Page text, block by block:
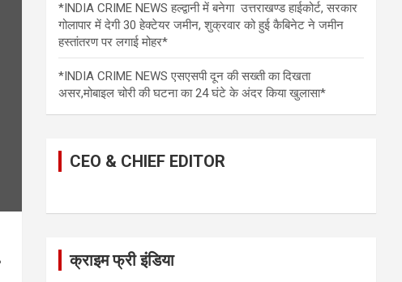
*INDIA CRIME NEWS हल्द्वानी में बनेगा उत्तराखण्ड हाईकोर्ट, सरकार
गोलापार में देगी 30 हेक्टेयर जमीन, शुक्रवार को हुई कैबिनेट ने जमीन
हस्तांतरण पर लगाई मोहर*
*INDIA CRIME NEWS एसएसपी दून की सख्ती का दिखता
असर,मोबाइल चोरी की घटना का 24 घंटे के अंदर किया खुलासा*
CEO & CHIEF EDITOR
क्राइम फ्री इंडिया